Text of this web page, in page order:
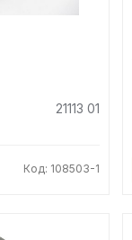
21113 01
Код: 108503-1